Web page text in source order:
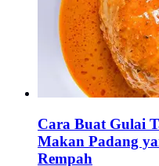
Cara Buat Gulai
Makan Padang
Rempah